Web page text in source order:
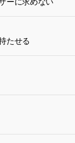
たせる